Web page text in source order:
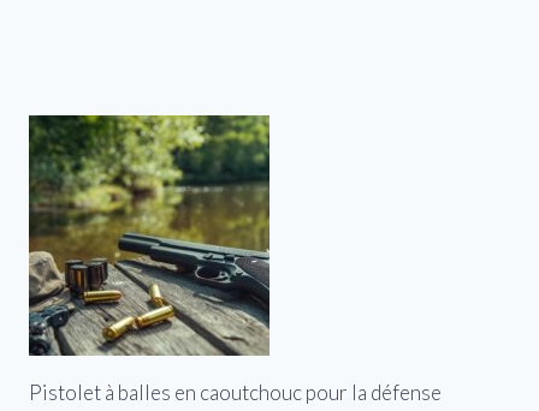
Pistolet à balles en caoutchouc pour la défense